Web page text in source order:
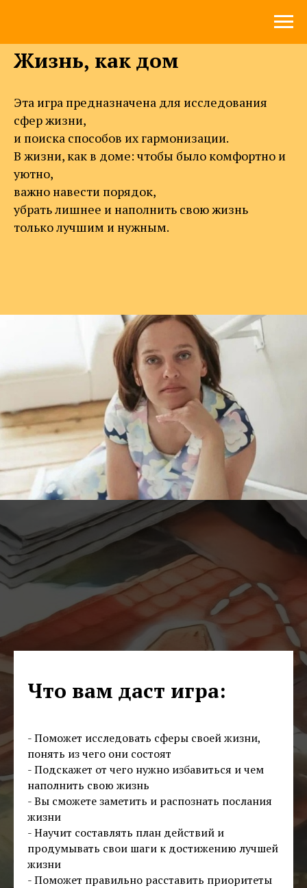
Жизнь, как дом
Эта игра предназначена для исследования
сфер жизни,
и поиска способов их гармонизации.
В жизни, как в доме: чтобы было комфортно и
уютно,
важно навести порядок,
убрать лишнее и наполнить свою жизнь
только лучшим и нужным.
Что вам даст игра:
- Поможет исследовать сферы своей жизни,
понять из чего они состоят
- Подскажет от чего нужно избавиться и чем
наполнить свою жизнь
- Вы сможете заметить и распознать послания
жизни
- Научит составлять план действий и
продумывать свои шаги к достижению лучшей
жизни
- Поможет правильно расставить приоритеты